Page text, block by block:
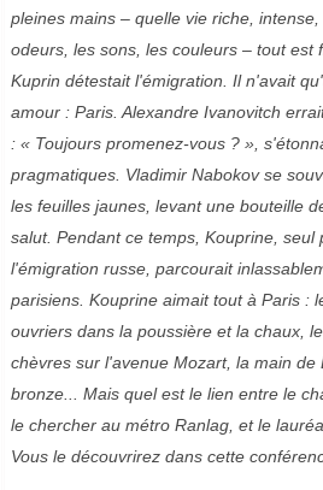
pleines mains – quelle vie riche,
odeurs, les sons, les couleurs – tout est
Kuprin détestait l'émigration. Il n'avait
amour : Paris. Alexandre Ivanovitch
: « Toujours promenez-vous ? »,
pragmatiques. Vladimir Nabokov se
les feuilles jaunes, levant une bouteille
salut. Pendant ce temps, Kouprine, seul
l'émigration russe, parcourait
parisiens. Kouprine aimait tout à Paris :
ouvriers dans la poussière et la chaux,
chèvres sur l'avenue Mozart, la main de
bronze... Mais quel est le lien entre le
le chercher au métro Ranlag, et le
Vous le découvrirez dans cette